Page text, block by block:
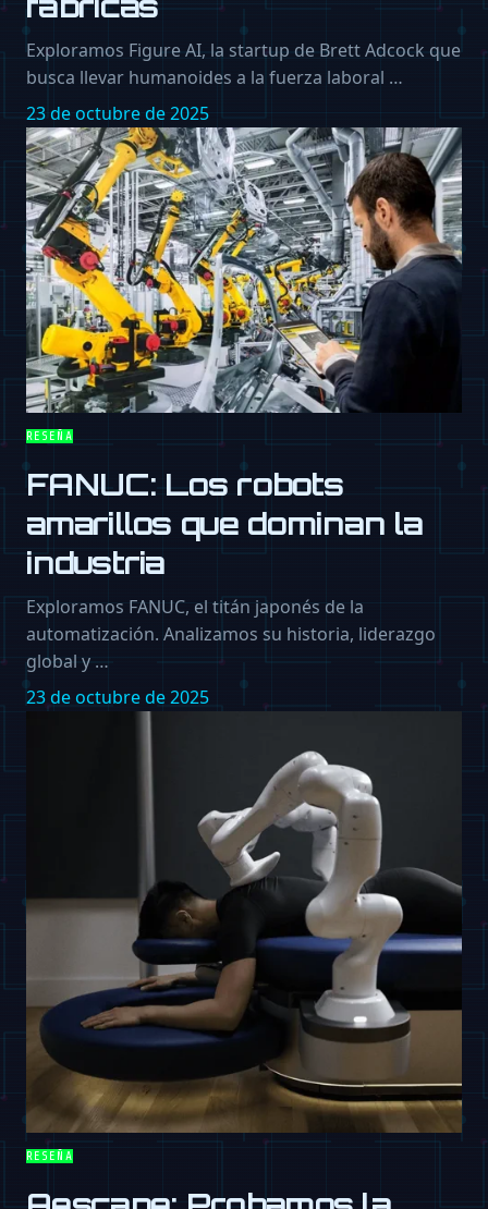
Exploramos Figure AI, la startup de Brett Adcock que
busca llevar humanoides a la fuerza laboral …
23 de octubre de 2025
RESEÑA
FANUC: Los robots
amarillos que dominan la
industria
Exploramos FANUC, el titán japonés de la
automatización. Analizamos su historia, liderazgo
global y …
23 de octubre de 2025
RESEÑA